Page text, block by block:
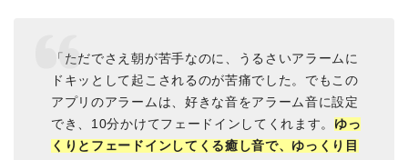
「ただでさえ朝が苦手なのに、うるさいアラームに
ドキッとして起こされるのが苦痛でした。でもこの
アプリのアラームは、好きな音をアラーム音に設定
でき、10分かけてフェードインしてくれます。 ゆっ
くりとフェードインしてくる癒し音で、ゆっくり目